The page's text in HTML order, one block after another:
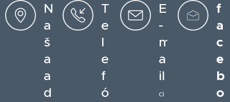
N
a
š
a
a
d
T
e
l
e
f
ó
E
-
m
a
il
ci
f
a
c
e
b
o